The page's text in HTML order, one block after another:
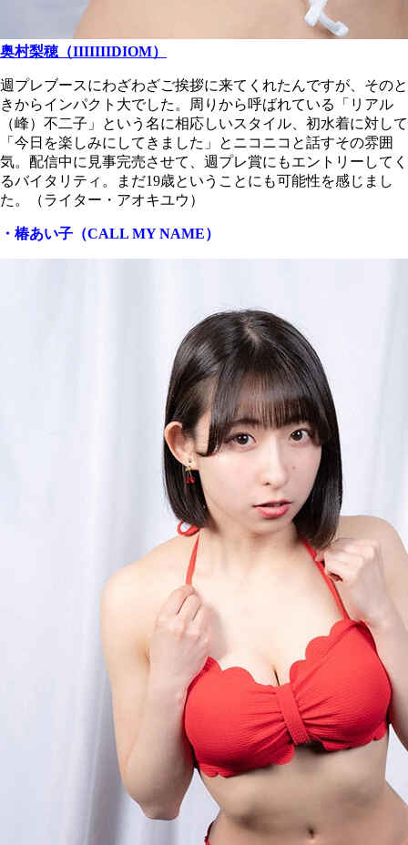
奥村梨穂（IIIIIIIDIOM）
週プレブースにわざわざご挨拶に来てくれたんですが、そのと
きからインパクト大でした。周りから呼ばれている「リアル
（峰）不二子」という名に相応しいスタイル、初水着に対して
「今日を楽しみにしてきました」とニコニコと話すその雰囲
気。配信中に見事完売させて、週プレ賞にもエントリーしてく
るバイタリティ。まだ19歳ということにも可能性を感じまし
た。
（ライター・アオキユウ）
・椿あい子（CALL MY NAME）